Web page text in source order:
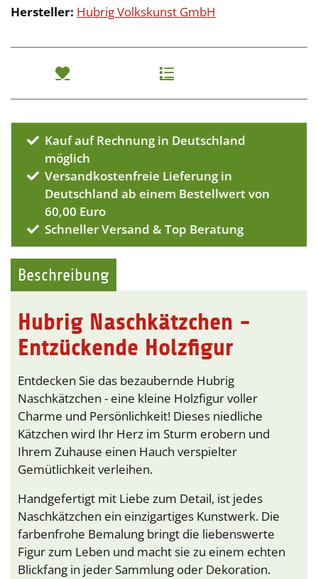
Hersteller: Hubrig Volkskunst GmbH
Kauf auf Rechnung in Deutschland
möglich
Versandkostenfreie Lieferung in
Deutschland ab einem Bestellwert von
60,00 Euro
Schneller Versand & Top Beratung
Beschreibung
Hubrig Naschkätzchen -
Entzückende Holzfigur
Entdecken Sie das bezaubernde Hubrig
Naschkätzchen - eine kleine Holzfigur voller
Charme und Persönlichkeit! Dieses niedliche
Kätzchen wird Ihr Herz im Sturm erobern und
Ihrem Zuhause einen Hauch verspielter
Gemütlichkeit verleihen.
Handgefertigt mit Liebe zum Detail, ist jedes
Naschkätzchen ein einzigartiges Kunstwerk. Die
farbenfrohe Bemalung bringt die liebenswerte
Figur zum Leben und macht sie zu einem echten
Blickfang in jeder Sammlung oder Dekoration.